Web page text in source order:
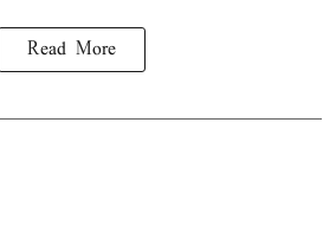
Read More